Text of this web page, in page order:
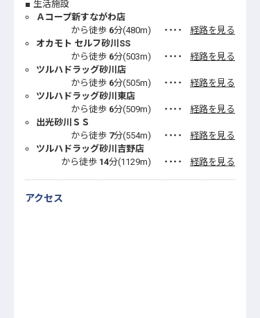
生活施設
Ａコープ新すながわ店
から徒歩 6分(480m) ・・・・
経路を見る
オカモト セルフ砂川SS
から徒歩 6分(503m) ・・・・
経路を見る
ツルハドラッグ砂川店
から徒歩 6分(505m) ・・・・
経路を見る
ツルハドラッグ砂川東店
から徒歩 6分(509m) ・・・・
経路を見る
出光砂川ＳＳ
から徒歩 7分(554m) ・・・・
経路を見る
ツルハドラッグ砂川吉野店
から徒歩 14分(1129m) ・・・・ 経路を見る
アクセス